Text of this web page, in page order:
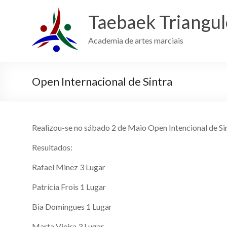
Taebaek
Academia de artes marciais
Open Internacional de Sintra
Realizou-se no sábado 2 de Maio Open Intencional de
Resultados:
Rafael Minez 3 Lugar
Patrícia Frois 1 Lugar
Bia Domingues 1 Lugar